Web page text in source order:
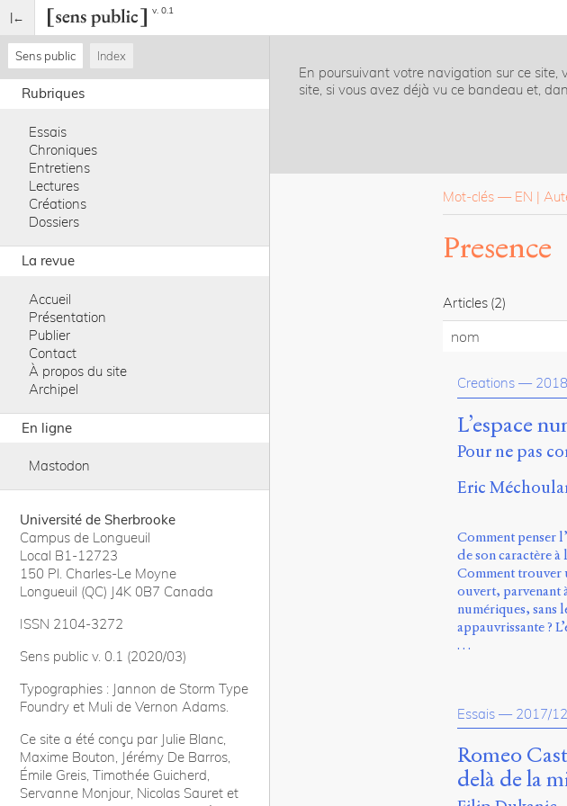
v. 0.1
Sens public Index
Rubriques
Essais
Chroniques
Entretiens
Lectures
Créations
Dossiers
La revue
Accueil
Présentation
Publier
Contact
À propos du site
Archipel
En ligne
Mastodon
Université de Sherbrooke
Campus de Longueuil
Local B1-12723
150 Pl. Charles-Le Moyne
Longueuil (QC) J4K 0B7 Canada
ISSN 2104-3272
Sens public v. 0.1 (2020/03)
Typographies : Jannon de Storm Type
Foundry et Muli de Vernon Adams.
Ce site a été conçu par Julie Blanc,
Maxime Bouton, Jérémy De Barros,
Émile Greis, Timothée Guicherd,
Servanne Monjour, Nicolas Sauret et
En poursuivant votre navigation sur ce site,
site, si vous avez déjà vu ce bandeau et,
Mot-clés — EN
Presence
Articles (2)
nom
Creations —
L’espace
Pour ne pas
Eric
Comment penser
de son caractère
Comment trouver
ouvert, parvenant
numériques, sans
appauvrissante ?
…
Essais — 2017/
Romeo
delà de la